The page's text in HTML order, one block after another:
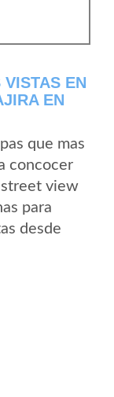
EN
EN
que mas
concocer
street view
para
desde